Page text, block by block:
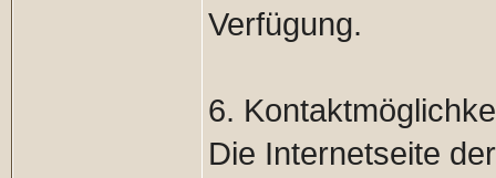
Verfügung.
6.
Die Internetseite